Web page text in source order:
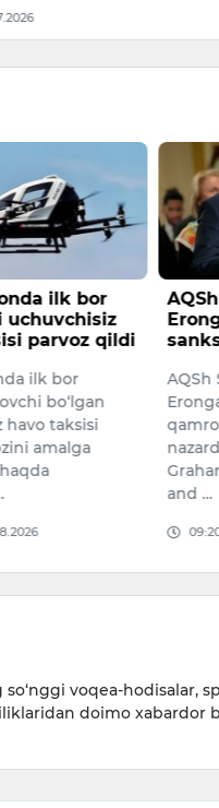
Rossiya va
ma’qulladi
Rossiya va
keng
“Lindsey O.
Russia
sabab…
voqea-hodisalar,
doimo xabardor